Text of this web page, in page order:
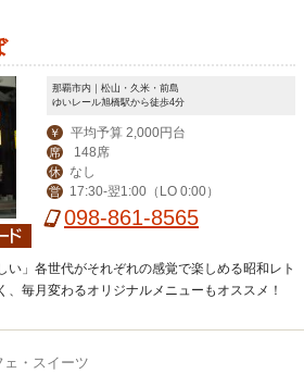
那覇市内｜松山・久米・前島
ゆいレール旭橋駅から徒歩4分
￥ 平均予算 2,000円台
席 148席
休 なし
営 17:30-翌1:00（LO 0:00）
098-861-8565
い」各世代がそれぞれの感覚で楽しめる昭和レト
毎月変わるオリジナルメニューもオススメ！
・スイーツ